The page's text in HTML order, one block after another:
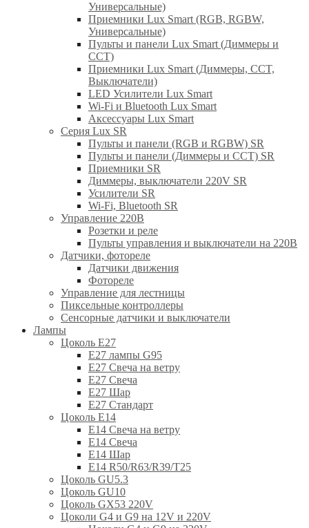
Универсальные)
Приемники Lux Smart (RGB, RGBW,
Универсальные)
Пульты и панели Lux Smart (Диммеры и
CCT)
Приемники Lux Smart (Диммеры, CCT,
Выключатели)
LED Усилители Lux Smart
Wi-Fi и Bluetooth Lux Smart
Аксессуары Lux Smart
Серия Lux SR
Пульты и панели (RGB и RGBW) SR
Пульты и панели (Диммеры и CCT) SR
Приемники SR
Диммеры, выключатели 220V SR
Усилители SR
Wi-Fi, Bluetooth SR
Управление 220В
Розетки и реле
Пульты управления и выключатели на 220В
Датчики, фотореле
Датчики движения
Фотореле
Управление для лестницы
Пиксельные контроллеры
Сенсорные датчики и выключатели
Лампы
Цоколь Е27
E27 лампы G95
E27 Свеча на ветру
E27 Свеча
E27 Шар
E27 Стандарт
Цоколь Е14
E14 Свеча на ветру
E14 Свеча
E14 Шар
E14 R50/R63/R39/T25
Цоколь GU5.3
Цоколь GU10
Цоколь GX53 220V
Цоколи G4 и G9 на 12V и 220V